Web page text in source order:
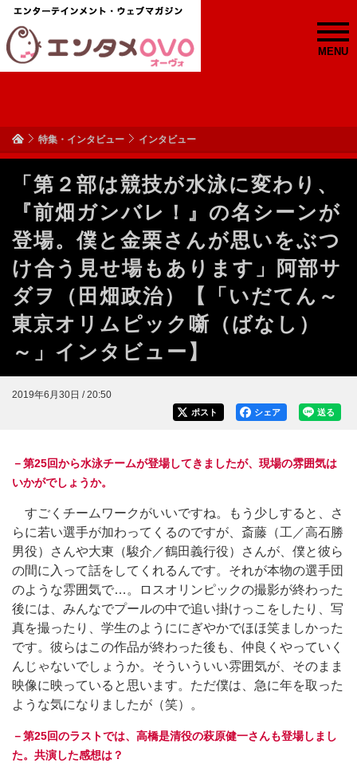
MENU
特集・インタビュー インタビュー
「第２部は競技が水泳に変わり、
『前畑ガンバレ！』の名シーンが
登場。僕と金栗さんが思いをぶつ
け合う見せ場もあります」阿部サ
ダヲ（田畑政治）【「いだてん～
東京オリムピック噺（ばなし）
～」インタビュー】
2019年6月30日 / 20:50
送る
シェア
ポスト
－第25回から水泳チームが登場してきましたが、現場の雰囲気は
いかがでしょうか。
すごくチームワークがいいですね。もう少しすると、さ
らに若い選手が加わってくるのですが、斎藤（工／高石勝
男役）さんや大東（駿介／鶴田義行役）さんが、僕と彼ら
の間に入って話をしてくれるんです。それが本物の選手団
のような雰囲気で…。ロスオリンピックの撮影が終わった
後には、みんなでプールの中で追い掛けっこをしたり、写
真を撮ったり、学生のようににぎやかでほほ笑ましかった
です。彼らはこの作品が終わった後も、仲良くやっていく
んじゃないでしょうか。そういういい雰囲気が、そのまま
映像に映っていると思います。ただ僕は、急に年を取った
ような気になりましたが（笑）。
－第25回のラストでは、高橋是清役の萩原健一さんも登場しまし
た。共演した感想は？